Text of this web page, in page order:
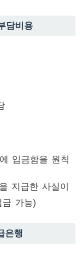
담비용
입금함을 원칙
지급한 사실이
금 가능)
은행